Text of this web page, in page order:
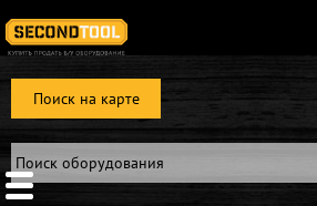
Поиск на карте